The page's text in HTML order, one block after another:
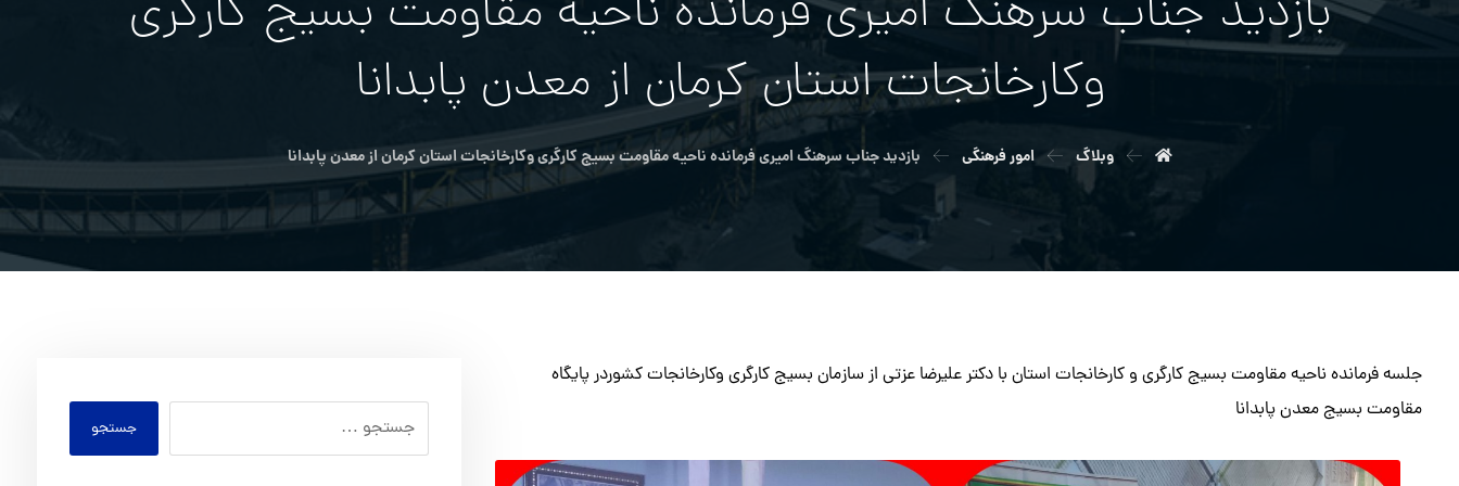
بازديد جناب سرهنگ اميري فرمانده ناحيه مقاومت بسيج كارگري
وكارخانجات استان كرمان از معدن پابدانا
وبلاگ امور فرهنگی بازديد جناب سرهنگ اميري فرمانده ناحيه مقاومت بسيج كارگري وكارخانجات استان كرمان از معدن پابدانا
جلسه فرمانده ناحیه مقاومت بسیج کارگری و کارخانجات استان با دکتر علیرضا عزتی از سازمان بسیج کارگری وکارخانجات کشوردر پایگاه
مقاومت بسیج معدن پابدانا
جستجو